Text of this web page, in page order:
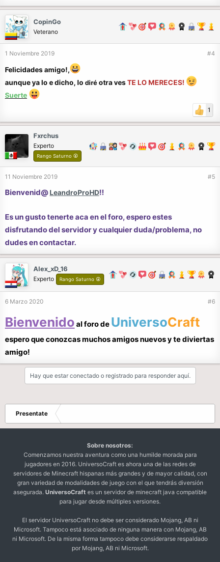
CopinGo
Veterano
1 Noviembre 2019 #4
Felicidades amigo!,
aunque ya lo e dicho, lo diréotra vesTE LO MERECES!
Suerte
1
Fxrchus
Experto
Rango Saturno ⦿
11 Noviembre 2019 #5
Bienvenid@ LeandroProHD!!
Es un gusto tenerte aca en el foro, espero estes
disfrutando del servidor y cualquier duda/problema, no
dudes en contactar.
Alex_xD_16
Experto Rango Saturno ⦿
6 Marzo 2020 #6
Bienvenido al foro de UniversoCraft
espero que conozcas muchos amigos nuevos y te diviertas
amigo!
Hay que estar conectado o registrado para responder aquí.
Presentate
Sobre nosotros:
Comenzamos nuestra aventura como una humilde morada para
jugadores en 2016. UniversoCraft es ahora una de las redes de
servidores de Minecraft hispanas más grandes y de mayor calidad, con
gran variedad de modalidades de juego con el que tendrás diversión
asegurada. UniversoCraft es un servidor de minecraft java compatible
para jugar desde múltiples versiones.
El servidor UniversoCraft no debe ser considerado Mojang, AB ni
Microsoft. Tampoco está asociado de ninguna manera con Mojang, AB
ni Microsoft. De la misma forma tampoco debe considerarse respaldado
por Mojang, AB ni Microsoft.